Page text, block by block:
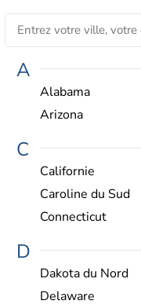
A
Alabama
Arizona
C
Californie
Caroline du Sud
Connecticut
D
Dakota du Nord
Delaware